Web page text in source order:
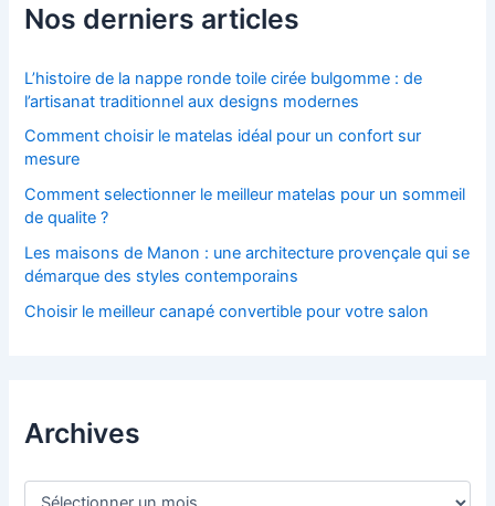
Nos derniers articles
L’histoire de la nappe ronde toile cirée bulgomme : de
l’artisanat traditionnel aux designs modernes
Comment choisir le matelas idéal pour un confort sur
mesure
Comment selectionner le meilleur matelas pour un sommeil
de qualite ?
Les maisons de Manon : une architecture provençale qui se
démarque des styles contemporains
Choisir le meilleur canapé convertible pour votre salon
Archives
A